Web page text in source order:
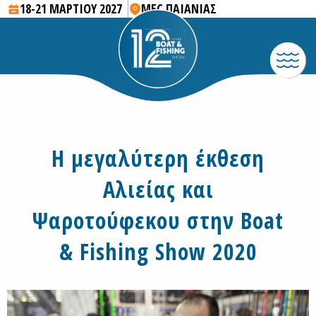
18-21 ΜΑΡΤΙΟΥ 2027 MEC ΠΑΙΑΝΙΑΣ
Η μεγαλύτερη έκθεση
Αλιείας και
Ψαροτούφεκου στην Boat
& Fishing Show 2020